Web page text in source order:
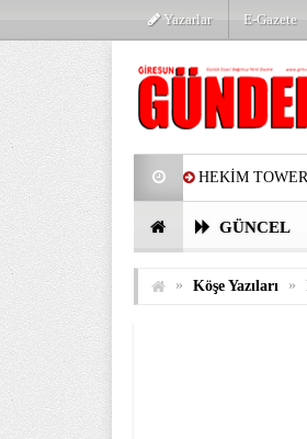
Yazarlar E-Gazete
HEKİM
PARTİ’DE YENİ
GÜNCEL
» Köşe Yazıları »